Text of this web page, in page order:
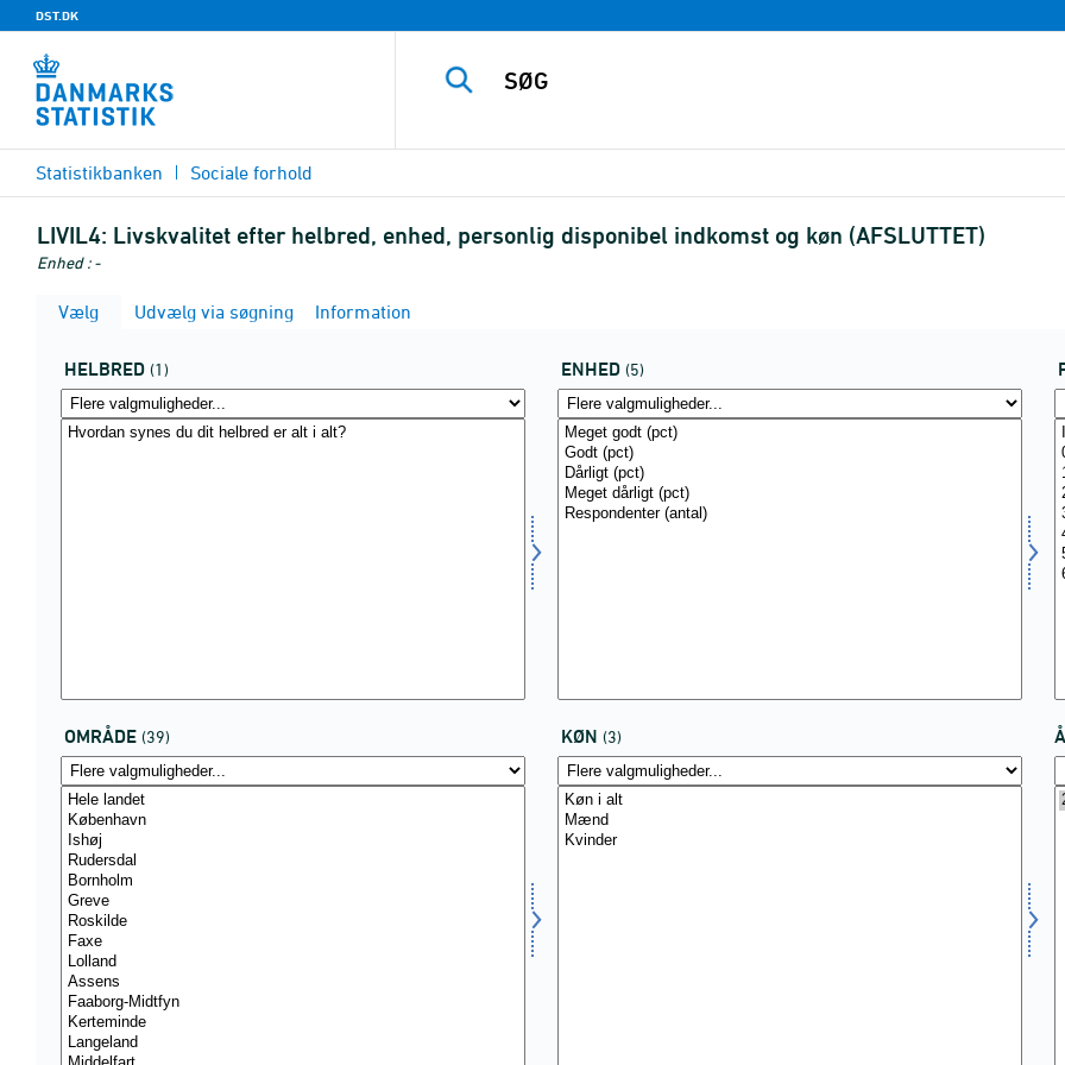
DST.DK
Statistikbanken Sociale forhold
LIVIL4: Livskvalitet efter helbred, enhed, personlig disponibel indkomst og køn (AFSLUTTET)
Enhed : -
Vælg Udvælg via søgning Information
HELBRED (1) ENHED (5)
OMRÅDE (39) KØN (3)